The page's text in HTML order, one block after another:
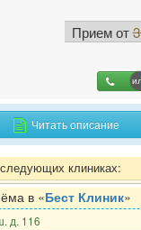
Прием от
Читать описание
клиниках:
в «Бест Клиник»
д. 116